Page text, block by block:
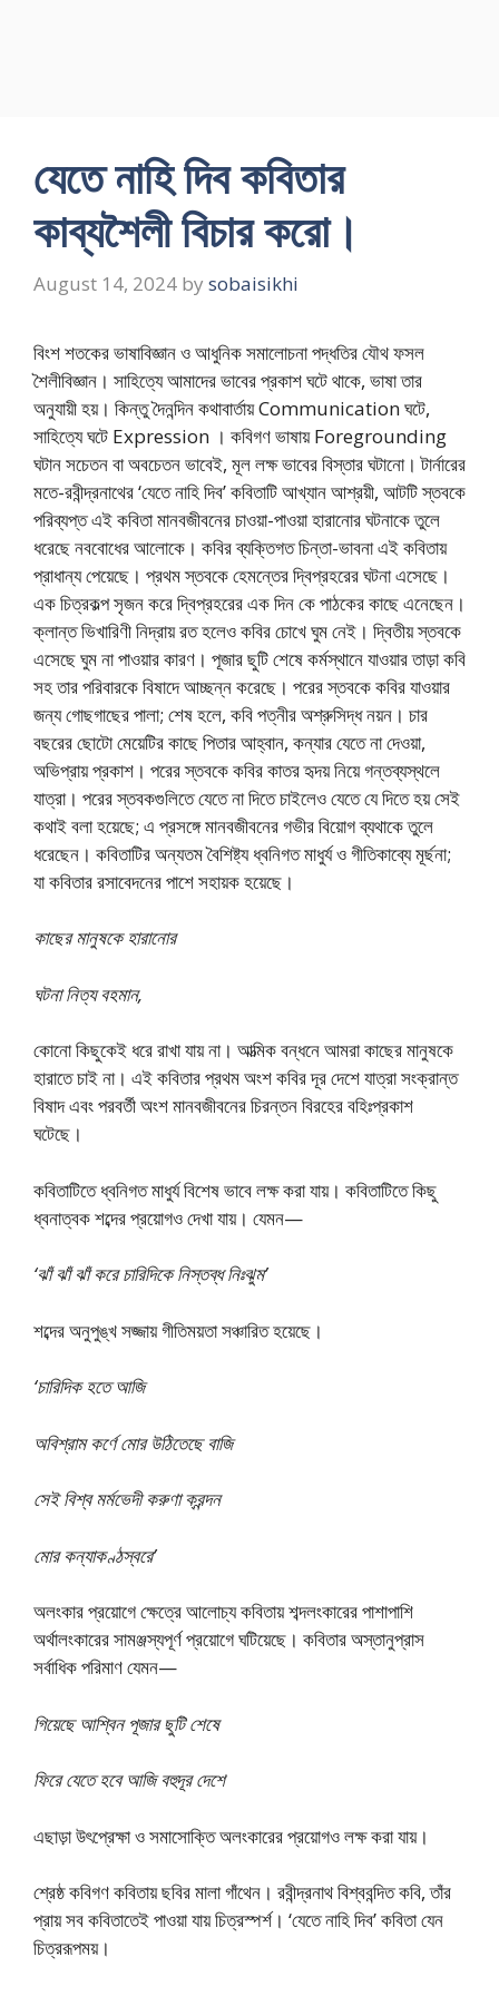
যেতে নাহি দিব কবিতার
কাব্যশৈলী বিচার করো।
August 14, 2024 by sobaisikhi
বিংশ শতকের ভাষাবিজ্ঞান ও আধুনিক সমালোচনা পদ্ধতির যৌথ ফসল
শৈলীবিজ্ঞান। সাহিত্যে আমাদের ভাবের প্রকাশ ঘটে থাকে, ভাষা তার
অনুযায়ী হয়। কিন্তু দৈনন্দিন কথাবার্তায় Communication ঘটে,
সাহিত্যে ঘটে Expression । কবিগণ ভাষায় Foregrounding
ঘটান সচেতন বা অবচেতন ভাবেই, মূল লক্ষ ভাবের বিস্তার ঘটানো। টার্নারের
মতে-রবীন্দ্রনাথের ‘যেতে নাহি দিব’ কবিতাটি আখ্যান আশ্রয়ী, আটটি স্তবকে
পরিব্যপ্ত এই কবিতা মানবজীবনের চাওয়া-পাওয়া হারানোর ঘটনাকে তুলে
ধরেছে নববোধের আলোকে। কবির ব্যক্তিগত চিন্তা-ভাবনা এই কবিতায়
প্রাধান্য পেয়েছে। প্রথম স্তবকে হেমন্তের দ্বিপ্রহরের ঘটনা এসেছে।
এক চিত্রকল্প সৃজন করে দ্বিপ্রহরের এক দিন কে পাঠকের কাছে এনেছেন।
ক্লান্ত ভিখারিণী নিদ্রায় রত হলেও কবির চোখে ঘুম নেই। দ্বিতীয় স্তবকে
এসেছে ঘুম না পাওয়ার কারণ। পূজার ছুটি শেষে কর্মস্থানে যাওয়ার তাড়া কবি
সহ তার পরিবারকে বিষাদে আচ্ছন্ন করেছে। পরের স্তবকে কবির যাওয়ার
জন্য গোছগাছের পালা; শেষ হলে, কবি পত্নীর অশ্রুসিদ্ধ নয়ন। চার
বছরের ছোটো মেয়েটির কাছে পিতার আহ্বান, কন্যার যেতে না দেওয়া,
অভিপ্রায় প্রকাশ। পরের স্তবকে কবির কাতর হৃদয় নিয়ে গন্তব্যস্থলে
যাত্রা। পরের স্তবকগুলিতে যেতে না দিতে চাইলেও যেতে যে দিতে হয় সেই
কথাই বলা হয়েছে; এ প্রসঙ্গে মানবজীবনের গভীর বিয়োগ ব্যথাকে তুলে
ধরেছেন। কবিতাটির অন্যতম বৈশিষ্ট্য ধ্বনিগত মাধুর্য ও গীতিকাব্যে মূর্ছনা;
যা কবিতার রসাবেদনের পাশে সহায়ক হয়েছে।
কাছের মানুষকে হারানোর
ঘটনা নিত্য বহমান,
কোনো কিছুকেই ধরে রাখা যায় না। আত্মিক বন্ধনে আমরা কাছের মানুষকে
হারাতে চাই না। এই কবিতার প্রথম অংশ কবির দূর দেশে যাত্রা সংক্রান্ত
বিষাদ এবং পরবর্তী অংশ মানবজীবনের চিরন্তন বিরহের বহিঃপ্রকাশ
ঘটেছে।
কবিতাটিতে ধ্বনিগত মাধুর্য বিশেষ ভাবে লক্ষ করা যায়। কবিতাটিতে কিছু
ধ্বনাত্বক শব্দের প্রয়োগও দেখা যায়। যেমন—
‘ঝাঁ ঝাঁ ঝাঁ করে চারিদিকে নিস্তব্ধ নিঃঝুম’
শব্দের অনুপুঙ্খ সজ্জায় গীতিময়তা সঞ্চারিত হয়েছে।
‘চারিদিক হতে আজি
অবিশ্রাম কর্ণে মোর উঠিতেছে বাজি
সেই বিশ্ব মর্মভেদী করুণা ক্রন্দন
মোর কন্যাকণ্ঠস্বরে’
অলংকার প্রয়োগে ক্ষেত্রে আলোচ্য কবিতায় শব্দলংকারের পাশাপাশি
অর্থালংকারের সামঞ্জস্যপূর্ণ প্রয়োগে ঘটিয়েছে। কবিতার অস্তানুপ্রাস
সর্বাধিক পরিমাণ যেমন—
গিয়েছে আশ্বিন পূজার ছুটি শেষে
ফিরে যেতে হবে আজি বহুদূর দেশে
এছাড়া উৎপ্রেক্ষা ও সমাসোক্তি অলংকারের প্রয়োগও লক্ষ করা যায়।
শ্রেষ্ঠ কবিগণ কবিতায় ছবির মালা গাঁথেন। রবীন্দ্রনাথ বিশ্ববন্দিত কবি, তাঁর
প্রায় সব কবিতাতেই পাওয়া যায় চিত্রস্পর্শ। ‘যেতে নাহি দিব’ কবিতা যেন
চিত্ররূপময়।